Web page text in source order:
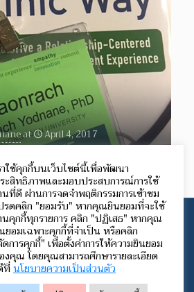
at
April 4, 2017
of Words
Speech Communication Network.
All rights reserved.
าใช้คุกกี้บนเว็บไซต์นี้เพื่อพัฒนา
ะสิทธิภาพและมอบประสบการณ์การใช้
นที่ดี ผ่านการจดจำพฤติกรรมการเข้าชม
รดคลิก "ยอมรับ" หากคุณยินยอมที่จะใช้
นคุกกี้ทุกรายการ คลิก "ปฏิเสธ" หากคุณ
ยอมเฉพาะคุกกี้ที่จำเป็น หรือคลิก
การคุกกี้" เพื่อตั้งค่าการให้ความยินยอม
งคุณ โดยคุณสามารถศึกษารายละเอียด
ที่นโยบายความเป็นส่วนตัว